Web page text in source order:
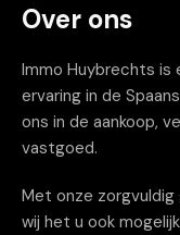
Over ons
Immo Huybrechts is
ervaring in de
ons in de aankoop,
vastgoed.
Met onze
wij het u ook